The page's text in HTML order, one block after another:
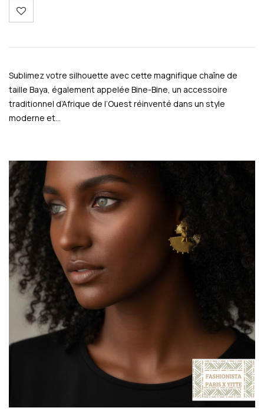
Sublimez votre silhouette avec cette magnifique chaîne de
taille Baya, également appelée Bine-Bine, un accessoire
traditionnel d’Afrique de l’Ouest réinventé dans un style
moderne et…